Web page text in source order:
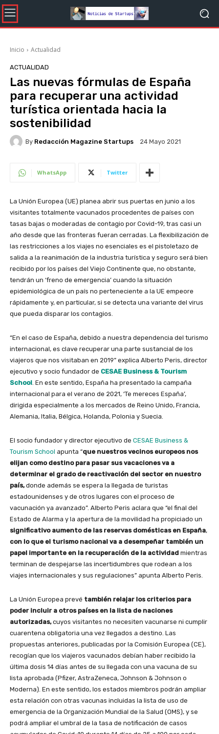
Inicio Actualidad
ACTUALIDAD
Las nuevas fórmulas de España
para recuperar una actividad
turística orientada hacia la
sostenibilidad
By Redacción Magazine Startups 24 Mayo 2021
WhatsApp Twitter
La Unión Europea (UE) planea abrir sus puertas en junio a los
visitantes totalmente vacunados procedentes de países con
tasas bajas o moderadas de contagio por Covid-19, tras casi un
año desde que las fronteras fueran cerradas. La flexibilización de
las restricciones a los viajes no esenciales es el pistoletazo de
salida a la reanimación de la industria turística y seguro será bien
recibido por los países del Viejo Continente que, no obstante,
tendrán un ‘freno de emergencia’ cuando la situación
epidemiológica de un país no perteneciente a la UE empeore
rápidamente y, en particular, si se detecta una variante del virus
que pueda disparar los contagios.
“En el caso de España, debido a nuestra dependencia del turismo
internacional, es clave recuperar una parte sustancial de los
viajeros que nos visitaban en 2019” explica Alberto Peris, director
ejecutivo y socio fundador de CESAE Business & Tourism
School. En este sentido, España ha presentado la campaña
internacional para el verano de 2021, ‘Te mereces España’,
dirigida especialmente a los mercados de Reino Unido, Francia,
Alemania, Italia, Bélgica, Holanda, Polonia y Suecia.
El socio fundador y director ejecutivo de CESAE Business &
Tourism School apunta “que nuestros vecinos europeos nos
elijan como destino para pasar sus vacaciones va a
determinar el grado de reactivación del sector en nuestro
país,donde además se espera la llegada de turistas
estadounidenses y de otros lugares con el proceso de
vacunación ya avanzado”. Alberto Peris aclara que “el final del
Estado de Alarma y la apertura de la movilidad ha propiciado un
significativo aumento de las reservas domésticas en España,
con lo que el turismo nacional va a desempeñar también un
papel importante en la recuperación de la actividad mientras
terminan de despejarse las incertidumbres que rodean a los
viajes internacionales y sus regulaciones” apunta Alberto Peris.
La Unión Europea prevé también relajar los criterios para
poder incluir a otros países en la lista de naciones
autorizadas,cuyos visitantes no necesiten vacunarse ni cumplir
cuarentena obligatoria una vez llegados a destino. Las
propuestas anteriores, publicadas por la Comisión Europea (CE),
recogían que los viajeros vacunados debían haber recibido la
última dosis 14 días antes de su llegada con una vacuna de su
lista aprobada (Pfizer, AstraZeneca, Johnson & Johnson o
Moderna). En este sentido, los estados miembros podrán ampliar
esta relación con otras vacunas incluidas la lista de uso de
emergencia de la Organización Mundial de la Salud (OMS), y se
podrá ampliar el umbral de la tasa de notificación de casos